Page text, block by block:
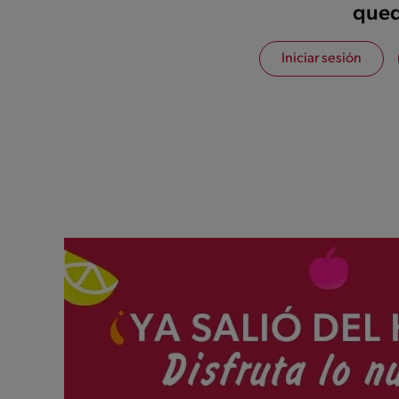
Iniciar sesión